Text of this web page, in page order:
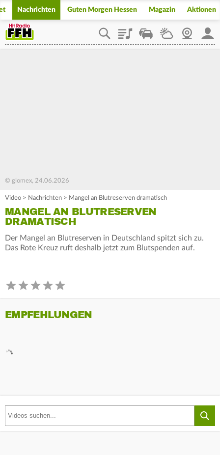
Nachrichten Guten Morgen Hessen Magazin Aktionen
PlaylistStaupilotWetterWebcam
© glomex, 24.06.2026
Video > Nachrichten > Mangel an Blutreserven dramatisch
MANGEL AN BLUTRESERVEN
DRAMATISCH
Der Mangel an Blutreserven in Deutschland spitzt sich zu.
Das Rote Kreuz ruft deshalb jetzt zum Blutspenden auf.
EMPFEHLUNGEN